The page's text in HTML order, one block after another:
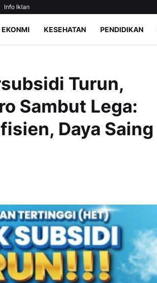
Info Iklan
EKONMI KESEHATAN PENDIDIKAN
Turun,
Sambut Lega:
Daya Saing